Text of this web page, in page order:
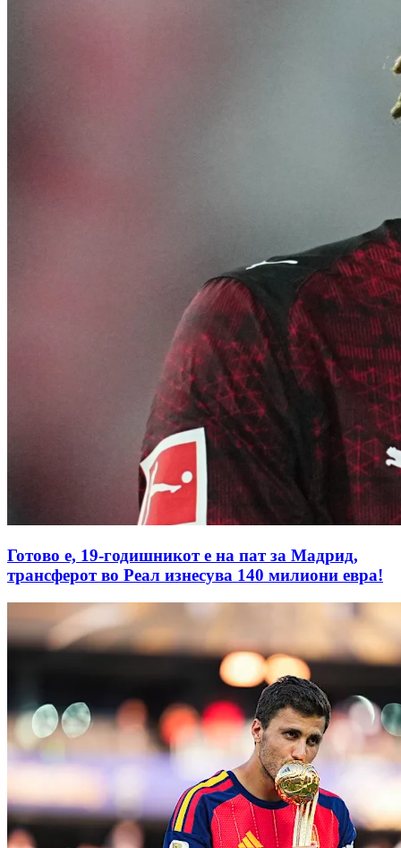
Готово е, 19-годишникот е на пат за Мадрид,
трансферот во Реал изнесува 140 милиони евра!